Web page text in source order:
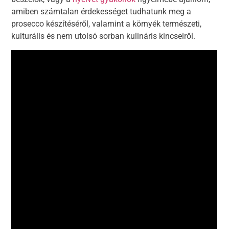
amiben számtalan érdekességet tudhatunk meg a
prosecco készítéséről, valamint a környék természeti,
kulturális és nem utolsó sorban kulináris kincseiről.